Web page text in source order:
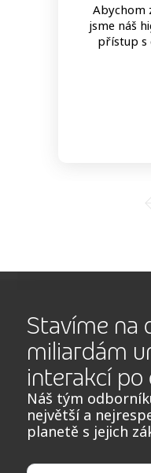
Abychom
jsme náš
přístup s
Stavíme na
miliardám
interakcí po
Náš tým
největší a
planetě s jejich